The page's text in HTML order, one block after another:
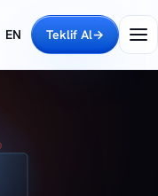
EN Teklif Al→